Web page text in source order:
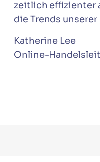
zeitlich effizienter
die Trends unserer
Katherine Lee
Online-